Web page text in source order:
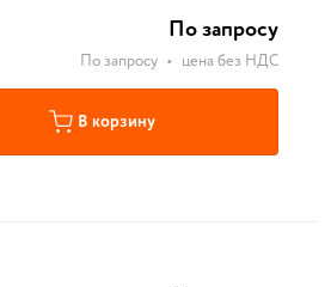
По запросу
По запросу • цена без НДС
В корзину